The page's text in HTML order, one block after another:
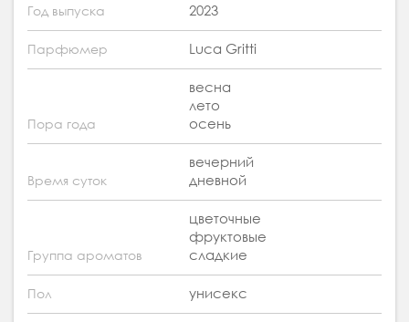
Год выпуска 2023
Парфюмер Luca Gritti
Пора года
весна
лето
осень
Время суток
вечерний
дневной
Группа ароматов
цветочные
фруктовые
сладкие
Пол унисекс